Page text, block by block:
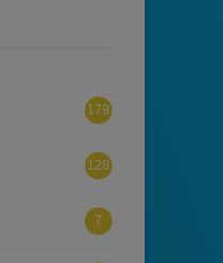
179
128
7